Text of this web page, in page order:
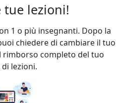
tue lezioni!
1 o più insegnanti. Dopo la
chiedere di cambiare il tuo
rimborso completo del tuo
lezioni.